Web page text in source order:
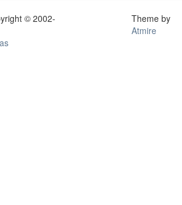
© 2002-
Theme by
Atmire